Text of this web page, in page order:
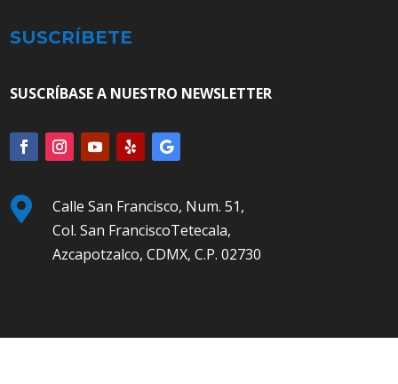
SUSCRÍBETE
SUSCRÍBASE A NUESTRO NEWSLETTER

Calle San Francisco, Num. 51,
Col. San FranciscoTetecala,
Azcapotzalco, CDMX, C.P. 02730